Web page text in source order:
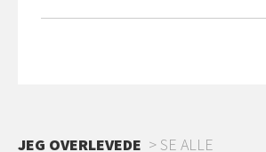
JEG OVERLEVEDE SE ALLE